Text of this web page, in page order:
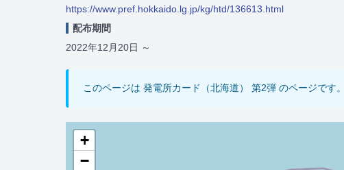
https://www.pref.hokkaido.lg.jp/kg/htd/136613.html
配布期間
2022年12月20日 ～
このページは 発電所カード（北海道） 第2弾 のページです。
+
−